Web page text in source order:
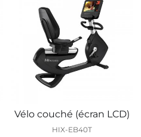
Vélo couché (écran LCD)
HIX-EB40T